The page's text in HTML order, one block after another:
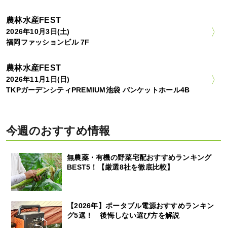
農林水産FEST
2026年10月3日(土)
福岡ファッションビル 7F
農林水産FEST
2026年11月1日(日)
TKPガーデンシティPREMIUM池袋 バンケットホール4B
今週のおすすめ情報
無農薬・有機の野菜宅配おすすめランキング
BEST5！【厳選8社を徹底比較】
【2026年】ポータブル電源おすすめランキン
グ5選！ 後悔しない選び方を解説